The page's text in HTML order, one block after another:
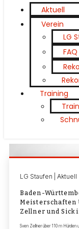
Aktuell
Verein
LG
Training
LG Staufen | Aktuell
Baden-
Meisterschaften
Zellner und
Sven Zellner über 110 m Hürden